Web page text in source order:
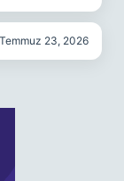
Temmuz 23, 2026